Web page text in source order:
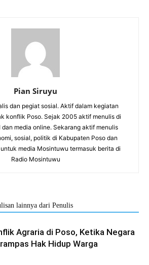
Pian Siruyu
dan pegiat sosial. Aktif dalam kegiatan
konflik Poso. Sejak 2005 aktif menulis di
media online. Sekarang aktif menulis
sosial, politik di Kabupaten Poso dan
media Mosintuwu termasuk berita di
Radio Mosintuwu
lainnya dari Penulis
Agraria di Poso, Ketika Negara
Hak Hidup Warga